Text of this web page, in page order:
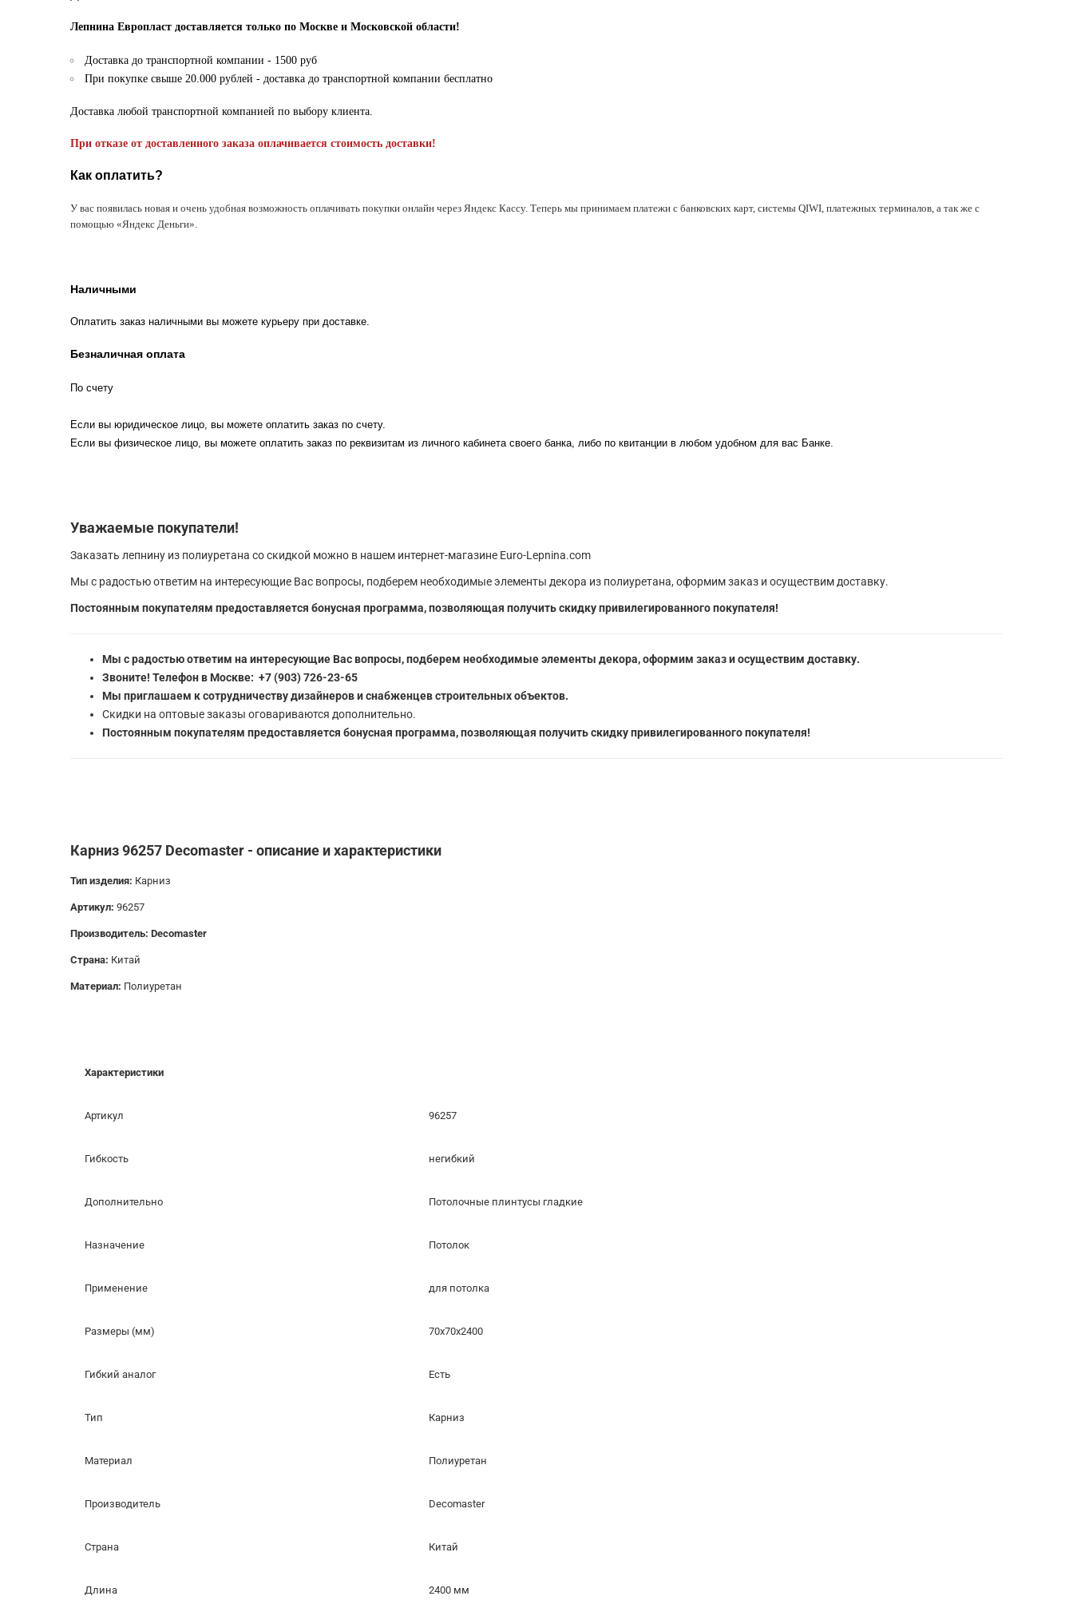
Лепнина Европласт доставляется только по Москве и Московской области!
Доставка до транспортной компании - 1500 руб
При покупке свыше 20.000 рублей - доставка до транспортной компании бесплатно
Доставка любой транспортной компанией по выбору клиента.
При отказе от доставленного заказа оплачивается стоимость доставки!
Как оплатить?
У вас появилась новая и очень удобная возможность оплачивать покупки онлайн через Яндекс Кассу. Теперь мы принимаем платежи с банковских карт, системы QIWI, платежных терминалов, а так же с
помощью «Яндекс Деньги».
Наличными
Оплатить заказ наличными вы можете курьеру при доставке.
Безналичная оплата
По счету
Если вы юридическое лицо, вы можете оплатить заказ по счету.
Если вы физическое лицо, вы можете оплатить заказ по реквизитам из личного кабинета своего банка, либо по квитанции в любом удобном для вас Банке.
Уважаемые покупатели!
Заказать лепнину из полиуретана со скидкой можно в нашем интернет-магазине Euro-Lepnina.com
Мы с радостью ответим на интересующие Вас вопросы, подберем необходимые элементы декора из полиуретана, оформим заказ и осуществим доставку.
Постоянным покупателям предоставляется бонусная программа, позволяющая получить скидку привилегированного покупателя!
Мы с радостью ответим на интересующие Вас вопросы, подберем необходимые элементы декора, оформим заказ и осуществим доставку.
Звоните! Телефон в Москве: +7 (903) 726-23-65
Мы приглашаем к сотрудничеству дизайнеров и снабженцев строительных объектов.
Скидки на оптовые заказы оговариваются дополнительно.
Постоянным покупателям предоставляется бонусная программа, позволяющая получить скидку привилегированного покупателя!
Карниз 96257 Decomaster - описание и характеристики
Тип изделия: Карниз
Артикул: 96257
Производитель: Decomaster
Страна: Китай
Материал: Полиуретан
Характеристики
Артикул 96257
Гибкость негибкий
Дополнительно Потолочные плинтусы гладкие
Назначение Потолок
Применение для потолка
Размеры (мм) 70x70x2400
Гибкий аналог Есть
Тип Карниз
Материал Полиуретан
Производитель Decomaster
Страна Китай
Длина 2400 мм